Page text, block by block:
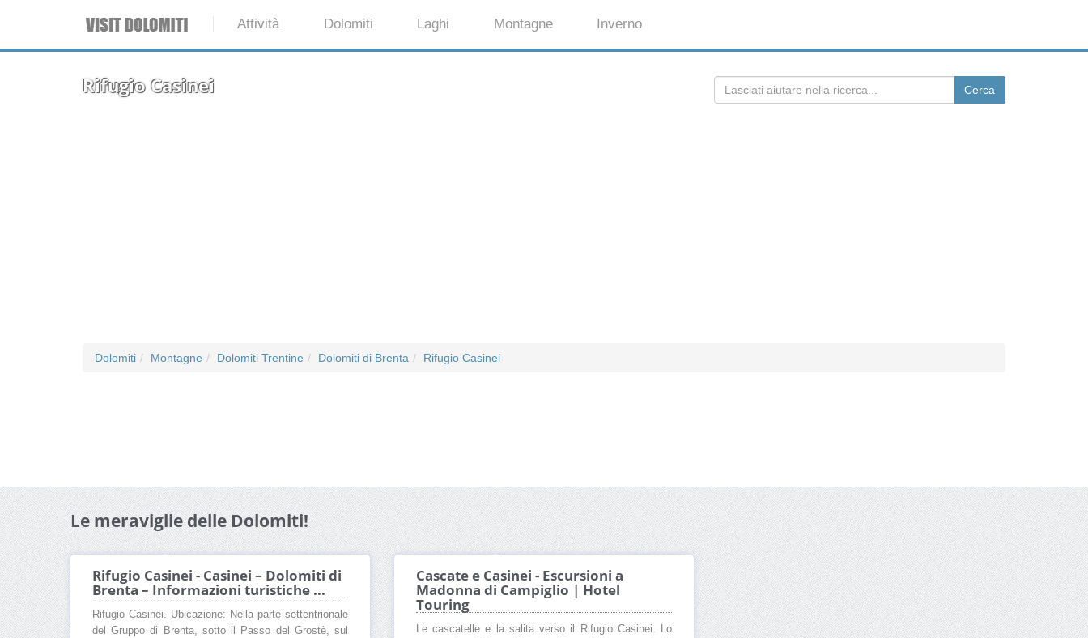
Attività Dolomiti Laghi Montagne Inverno
Rifugio Casinei
Dolomiti Montagne Dolomiti Trentine Dolomiti di Brenta Rifugio Casinei
Le meraviglie delle Dolomiti!
Rifugio Casinei - Casinei – Dolomiti di
Brenta – Informazioni turistiche ...
Rifugio Casinei. Ubicazione: Nella parte settentrionale
del Gruppo di Brenta, sotto il Passo del Grostè, sul
Cascate e Casinei - Escursioni a
Madonna di Campiglio | Hotel
Touring
Le cascatelle e la salita verso il Rifugio Casinei. Lo